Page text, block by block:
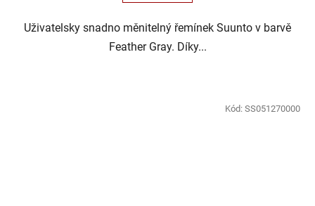
Uživatelsky snadno měnitelný řemínek Suunto v barvě
Feather Gray. Díky...
Kód: SS051270000